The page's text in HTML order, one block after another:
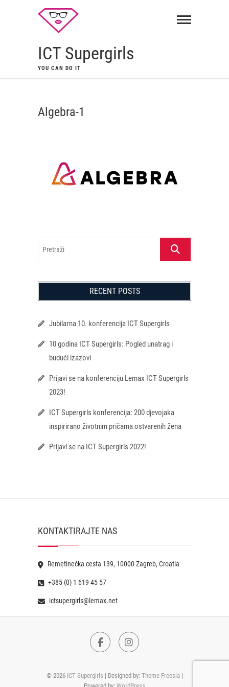
ICT Supergirls
YOU CAN DO IT
Algebra-1
Pretraži
RECENT POSTS
Jubilarna 10. konferencija ICT Supergirls
10 godina ICT Supergirls: Pogled unatrag i
budući izazovi
Prijavi se na konferenciju Lemax ICT Supergirls
2023!
ICT Supergirls konferencija: 200 djevojaka
inspirirano životnim pričama ostvarenih žena
Prijavi se na ICT Supergirls 2022!
KONTAKTIRAJTE NAS
Remetinečka cesta 139, 10000 Zagreb, Croatia
+385 (0) 1 619 45 57
ictsupergirls@lemax.net
FacebookInstagram
© 2026 ICT Supergirls | Designed by: Theme Freesia|